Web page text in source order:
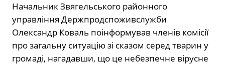
Начальник Звягельського районного
управління Держпродспоживслужби
Олександр Коваль поінформував членів комісії
про загальну ситуацію зі сказом серед тварин у
громаді, нагадавши, що це небезпечне вірусне